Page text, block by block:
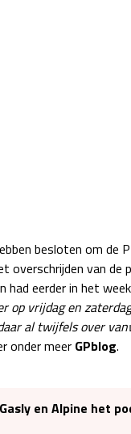
besloten om de
overschrijden van
eerder in het
op vrijdag en
al twijfels over
onder meer GPblog.
en Alpine het